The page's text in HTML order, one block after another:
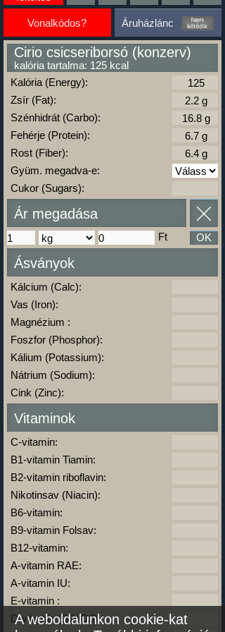
Vonalkódos? Áruházlánc
Cirio csicseriborsó (konzerv)
kalória tartalma: 125 kcal
Kalória (Energy):
Zsír (Fat):
Szénhidrát (Carbo):
Fehérje (Protein):
Rost (Fiber):
Gyüm. megadva-e:
Cukor (Sugars):
Ár megadása
Ft OK
Ásványok
Kálcium (Calc):
Vas (Iron):
Magnézium :
Foszfor (Phosphor):
Kálium (Potassium):
Nátrium (Sodium):
Cink (Zinc):
Vitaminok
C-vitamin:
B1-vitamin Tiamin:
B2-vitamin riboflavin:
Nikotinsav (Niacin):
B6-vitamin:
B9-vitamin Folsav:
B12-vitamin:
A-vitamin RAE:
A-vitamin IU:
E-vitamin :
D-vitamin (D2+D3):
A weboldalunkon cookie-kat